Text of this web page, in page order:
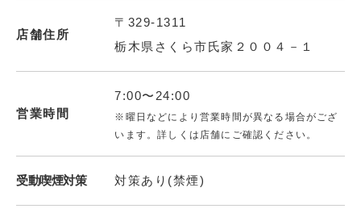
店舗住所
〒329-1311
栃木県さくら市氏家２００４－１
営業時間
7:00〜24:00
※曜日などにより営業時間が異なる場合がござ
います。詳しくは店舗にご確認ください。
受動喫煙対策 対策あり(禁煙)